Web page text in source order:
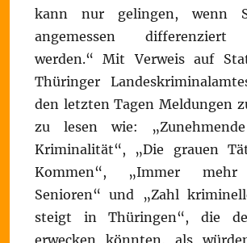
kann nur gelingen, wenn
angemessen differenziert
werden.“ Mit Verweis auf
Thüringer
den letzten Tagen Meldungen
zu lesen wie:
Kriminalität“, „Die grauen
Kommen“, „Immer mehr
Senioren“ und „Zahl
steigt in Thüringen“, die
erwecken könnten, als